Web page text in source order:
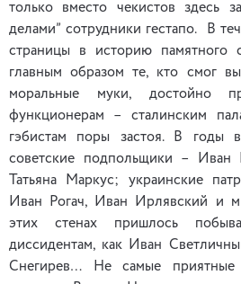
только вместо чекистов здесь
делами” сотрудники гестапо. В
страницы в историю памятного
главным образом те, кто смог
моральные муки, достойно
функционерам – сталинским
гэбистам поры застоя. В годы
советские подпольщики – Иван
Татьяна Маркус; украинские
Иван Рогач, Иван Ирлявский и
этих стенах пришлось
диссидентам, как Иван
Снегирев… Не самые